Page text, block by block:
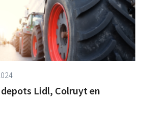
Lidl, Colruyt en